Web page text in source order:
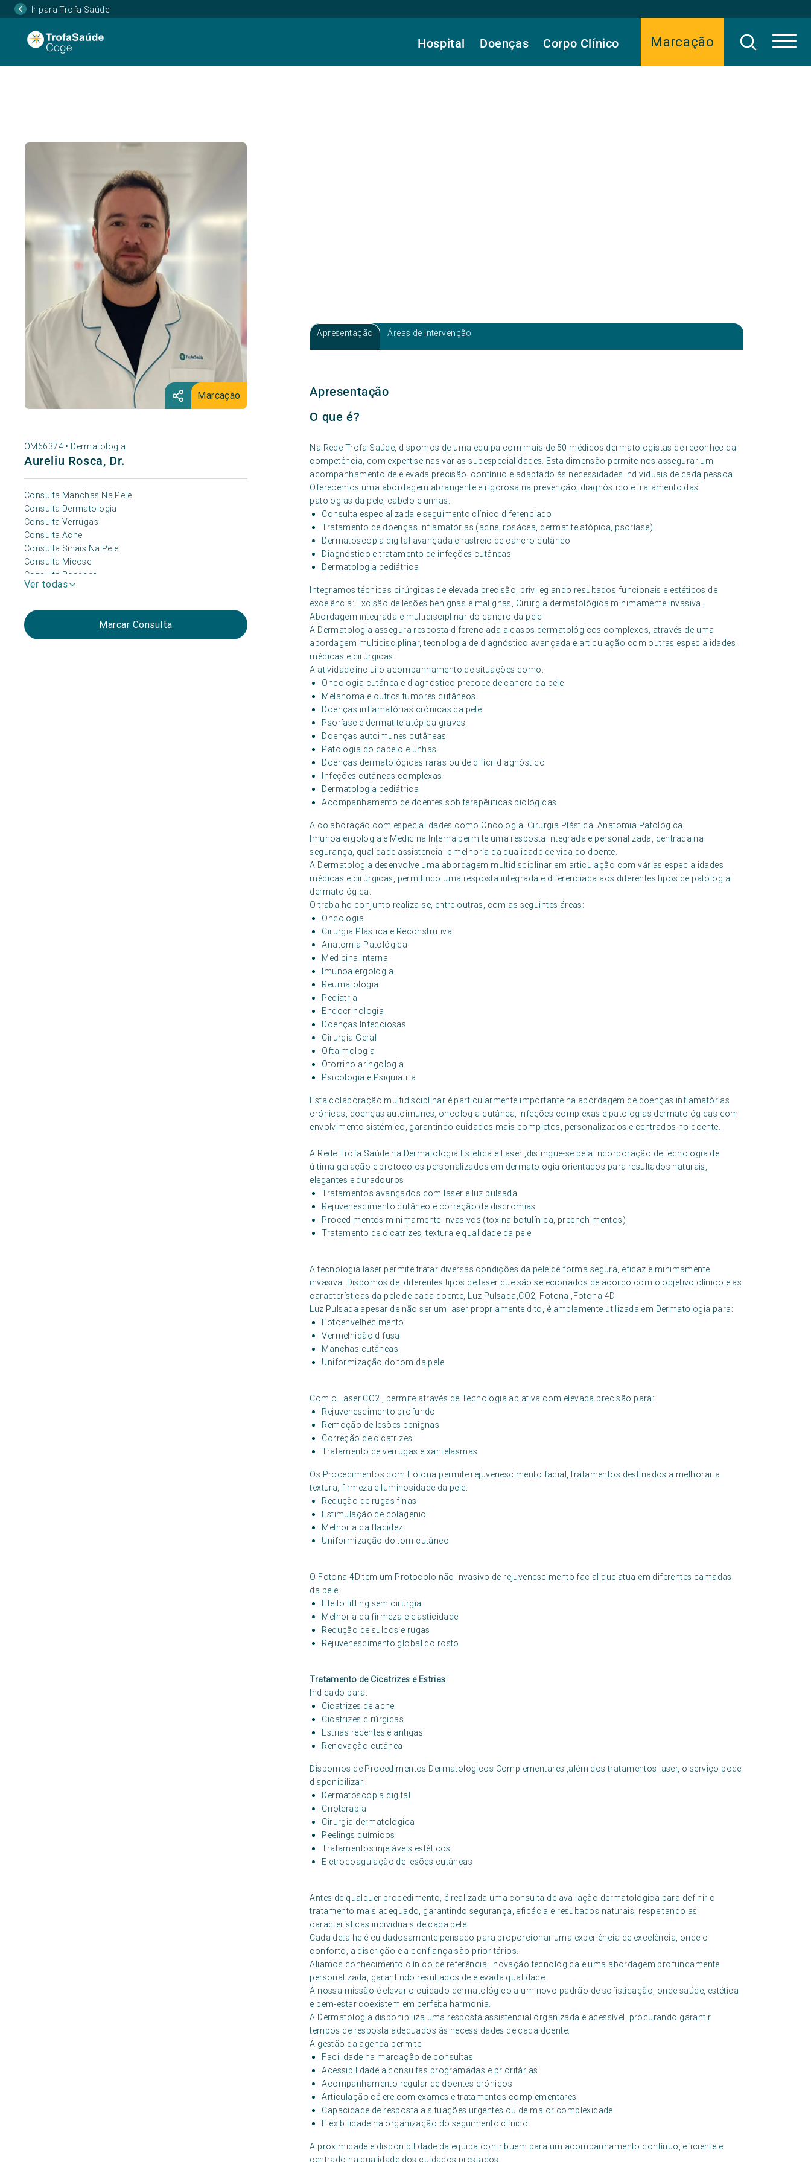
Ir para Trofa Saúde
Marcação
Hospital Doenças Corpo Clínico
Marcação
OM66374 • Dermatologia
Aureliu Rosca, Dr.
Consulta Manchas Na Pele
Consulta Dermatologia
Consulta Verrugas
Consulta Acne
Consulta Sinais Na Pele
Consulta Micose
Consulta Rosácea
Consulta Cicatrizes
Ver todas
Marcar Consulta
Apresentação Áreas de intervenção
Apresentação
O que é?
Na Rede Trofa Saúde, dispomos de uma equipa com mais de 50 médicos dermatologistas de reconhecida
competência, com expertise nas várias subespecialidades. Esta dimensão permite-nos assegurar um
acompanhamento de elevada precisão, contínuo e adaptado às necessidades individuais de cada pessoa.
Oferecemos uma abordagem abrangente e rigorosa na prevenção, diagnóstico e tratamento das
patologias da pele, cabelo e unhas:
Consulta especializada e seguimento clínico diferenciado
Tratamento de doenças inflamatórias (acne, rosácea, dermatite atópica, psoríase)
Dermatoscopia digital avançada e rastreio de cancro cutâneo
Diagnóstico e tratamento de infeções cutâneas
Dermatologia pediátrica
Integramos técnicas cirúrgicas de elevada precisão, privilegiando resultados funcionais e estéticos de
excelência: Excisão de lesões benignas e malignas, Cirurgia dermatológica minimamente invasiva ,
Abordagem integrada e multidisciplinar do cancro da pele
A Dermatologia assegura resposta diferenciada a casos dermatológicos complexos, através de uma
abordagem multidisciplinar, tecnologia de diagnóstico avançada e articulação com outras especialidades
médicas e cirúrgicas.
A atividade inclui o acompanhamento de situações como:
Oncologia cutânea e diagnóstico precoce de cancro da pele
Melanoma e outros tumores cutâneos
Doenças inflamatórias crónicas da pele
Psoríase e dermatite atópica graves
Doenças autoimunes cutâneas
Patologia do cabelo e unhas
Doenças dermatológicas raras ou de difícil diagnóstico
Infeções cutâneas complexas
Dermatologia pediátrica
Acompanhamento de doentes sob terapêuticas biológicas
A colaboração com especialidades como Oncologia, Cirurgia Plástica, Anatomia Patológica,
Imunoalergologia e Medicina Interna permite uma resposta integrada e personalizada, centrada na
segurança, qualidade assistencial e melhoria da qualidade de vida do doente.
A Dermatologia desenvolve uma abordagem multidisciplinar em articulação com várias especialidades
médicas e cirúrgicas, permitindo uma resposta integrada e diferenciada aos diferentes tipos de patologia
dermatológica.
O trabalho conjunto realiza-se, entre outras, com as seguintes áreas:
Oncologia
Cirurgia Plástica e Reconstrutiva
Anatomia Patológica
Medicina Interna
Imunoalergologia
Reumatologia
Pediatria
Endocrinologia
Doenças Infecciosas
Cirurgia Geral
Oftalmologia
Otorrinolaringologia
Psicologia e Psiquiatria
Esta colaboração multidisciplinar é particularmente importante na abordagem de doenças inflamatórias
crónicas, doenças autoimunes, oncologia cutânea, infeções complexas e patologias dermatológicas com
envolvimento sistémico, garantindo cuidados mais completos, personalizados e centrados no doente.
A Rede Trofa Saúde na Dermatologia Estética e Laser ,distingue-se pela incorporação de tecnologia de
última geração e protocolos personalizados em dermatologia orientados para resultados naturais,
elegantes e duradouros:
Tratamentos avançados com laser e luz pulsada
Rejuvenescimento cutâneo e correção de discromias
Procedimentos minimamente invasivos (toxina botulínica, preenchimentos)
Tratamento de cicatrizes, textura e qualidade da pele
A tecnologia laser permite tratar diversas condições da pele de forma segura, eficaz e minimamente
invasiva. Dispomos de diferentes tipos de laser que são selecionados de acordo com o objetivo clínico e as
características da pele de cada doente, Luz Pulsada,CO2, Fotona ,Fotona 4D
Luz Pulsada apesar de não ser um laser propriamente dito, é amplamente utilizada em Dermatologia para:
Fotoenvelhecimento
Vermelhidão difusa
Manchas cutâneas
Uniformização do tom da pele
Com o Laser CO2 , permite através de Tecnologia ablativa com elevada precisão para:
Rejuvenescimento profundo
Remoção de lesões benignas
Correção de cicatrizes
Tratamento de verrugas e xantelasmas
Os Procedimentos com Fotona permite rejuvenescimento facial,Tratamentos destinados a melhorar a
textura, firmeza e luminosidade da pele:
Redução de rugas finas
Estimulação de colagénio
Melhoria da flacidez
Uniformização do tom cutâneo
O Fotona 4D tem um Protocolo não invasivo de rejuvenescimento facial que atua em diferentes camadas
da pele:
Efeito lifting sem cirurgia
Melhoria da firmeza e elasticidade
Redução de sulcos e rugas
Rejuvenescimento global do rosto
Tratamento de Cicatrizes e Estrias
Indicado para:
Cicatrizes de acne
Cicatrizes cirúrgicas
Estrias recentes e antigas
Renovação cutânea
Dispomos de Procedimentos Dermatológicos Complementares ,além dos tratamentos laser, o serviço pode
disponibilizar:
Dermatoscopia digital
Crioterapia
Cirurgia dermatológica
Peelings químicos
Tratamentos injetáveis estéticos
Eletrocoagulação de lesões cutâneas
Antes de qualquer procedimento, é realizada uma consulta de avaliação dermatológica para definir o
tratamento mais adequado, garantindo segurança, eficácia e resultados naturais, respeitando as
características individuais de cada pele.
Cada detalhe é cuidadosamente pensado para proporcionar uma experiência de excelência, onde o
conforto, a discrição e a confiança são prioritários.
Aliamos conhecimento clínico de referência, inovação tecnológica e uma abordagem profundamente
personalizada, garantindo resultados de elevada qualidade.
A nossa missão é elevar o cuidado dermatológico a um novo padrão de sofisticação, onde saúde, estética
e bem-estar coexistem em perfeita harmonia.
A Dermatologia disponibiliza uma resposta assistencial organizada e acessível, procurando garantir
tempos de resposta adequados às necessidades de cada doente.
A gestão da agenda permite:
Facilidade na marcação de consultas
Acessibilidade a consultas programadas e prioritárias
Acompanhamento regular de doentes crónicos
Articulação célere com exames e tratamentos complementares
Capacidade de resposta a situações urgentes ou de maior complexidade
Flexibilidade na organização do seguimento clínico
A proximidade e disponibilidade da equipa contribuem para um acompanhamento contínuo, eficiente e
centrado na qualidade dos cuidados prestados.